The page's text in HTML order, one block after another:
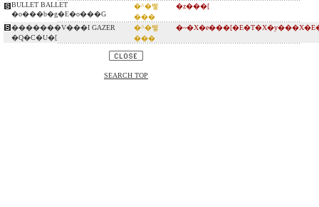
BULLET BALLET
�o���b�g�E�o���G
�^�삫
���
�z���[
�������V���I GAZER
�Q�C�U�[
�^�삫
���
SEARCH TOP